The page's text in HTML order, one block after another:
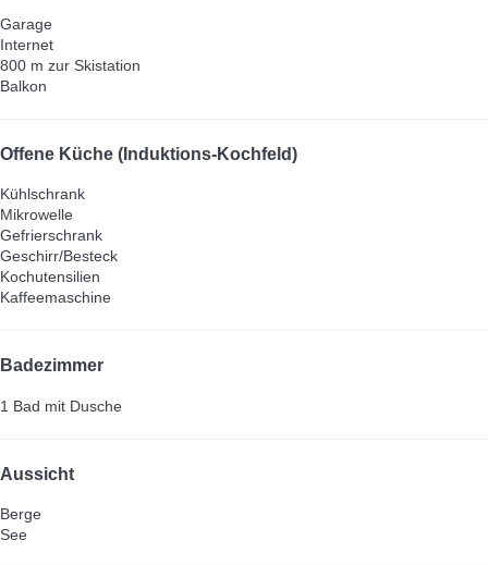
Garage
Internet
800 m zur Skistation
Balkon
Offene Küche (Induktions-Kochfeld)
Kühlschrank
Mikrowelle
Gefrierschrank
Geschirr/Besteck
Kochutensilien
Kaffeemaschine
Badezimmer
1 Bad mit Dusche
Aussicht
Berge
See